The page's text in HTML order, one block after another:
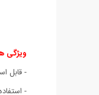
ویژگی های ست 6
- قابل
-